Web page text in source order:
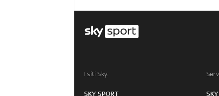
I siti Sky:
SKY SPORT